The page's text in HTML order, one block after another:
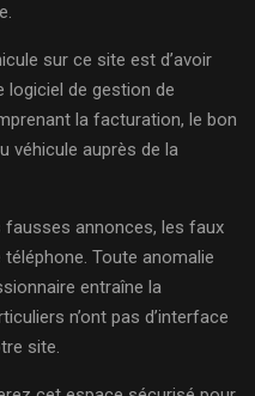
sur ce site est d’avoir
logiciel de gestion de
la facturation, le bon
véhicule auprès de la
fausses annonces, les faux
Toute anomalie
entraîne la
n’ont pas d’interface
site.